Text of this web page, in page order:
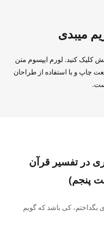
کلیک کنید. لورم ایپسوم متن
چاپ و با استفاده از طراحان
در تفسير قرآن
پنجم)
بگداختم، كى باشد كه گويم